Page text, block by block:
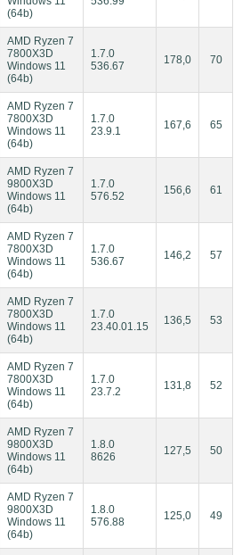
(64b)
AMD Ryzen 7
7800X3D
Windows 11
(64b)
1.7.0
536.67
178,0 70
AMD Ryzen 7
7800X3D
Windows 11
(64b)
1.7.0
23.9.1
167,6 65
AMD Ryzen 7
9800X3D
Windows 11
(64b)
1.7.0
576.52
156,6 61
AMD Ryzen 7
7800X3D
Windows 11
(64b)
1.7.0
536.67
146,2 57
AMD Ryzen 7
7800X3D
Windows 11
(64b)
1.7.0
23.40.01.15
136,5 53
AMD Ryzen 7
7800X3D
Windows 11
(64b)
1.7.0
23.7.2
131,8 52
AMD Ryzen 7
9800X3D
Windows 11
(64b)
1.8.0
8626
127,5 50
AMD Ryzen 7
9800X3D
Windows 11
(64b)
1.8.0
576.88
125,0 49